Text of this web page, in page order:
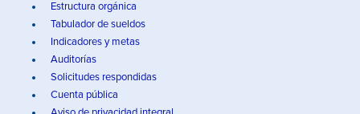
Estructura orgánica
Tabulador de sueldos
Indicadores y metas
Auditorías
Solicitudes respondidas
Cuenta pública